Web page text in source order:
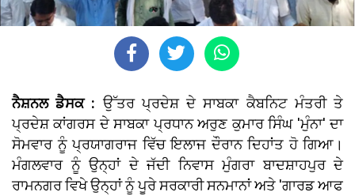
ਨੈਸ਼ਨਲ ਡੈਸਕ : ਉੱਤਰ ਪ੍ਰਦੇਸ਼ ਦੇ ਸਾਬਕਾ ਕੈਬਨਿਟ ਮੰਤਰੀ ਤੇ
ਪ੍ਰਦੇਸ਼ ਕਾਂਗਰਸ ਦੇ ਸਾਬਕਾ ਪ੍ਰਧਾਨ ਅਰੁਣ ਕੁਮਾਰ ਸਿੰਘ 'ਮੁੰਨਾ' ਦਾ
ਸੋਮਵਾਰ ਨੂੰ ਪ੍ਰਯਾਗਰਾਜ ਵਿੱਚ ਇਲਾਜ ਦੌਰਾਨ ਦਿਹਾਂਤ ਹੋ ਗਿਆ।
ਮੰਗਲਵਾਰ ਨੂੰ ਉਨ੍ਹਾਂ ਦੇ ਜੱਦੀ ਨਿਵਾਸ ਮੁੰਗਰਾ ਬਾਦਸ਼ਾਹਪੁਰ ਦੇ
ਰਾਮਨਗਰ ਵਿਖੇ ਉਨ੍ਹਾਂ ਨੂੰ ਪੂਰੇ ਸਰਕਾਰੀ ਸਨਮਾਨਾਂ ਅਤੇ 'ਗਾਰਡ ਆਫ